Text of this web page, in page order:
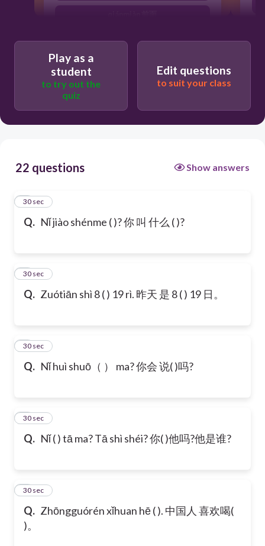
Play as a
student
to try out the
quiz
Edit questions
to suit your class
22 questions Show answers
Q. Nǐ jiào shénme ( )? 你 叫 什么 ( )?
1
30 sec
Q. Zuótiān shì 8 ( ) 19 rì. 昨天 是 8 ( ) 19 日。
2
30 sec
Q. Nǐ huì shuō（ ） ma? 你会 说( )吗?
3
30 sec
Q. Nǐ ( ) tā ma? Tā shì shéi? 你( )他吗?他是谁?
4
30 sec
Q. Zhōngguórén xǐhuan hē ( ). 中国人 喜欢喝(
)。
5
30 sec